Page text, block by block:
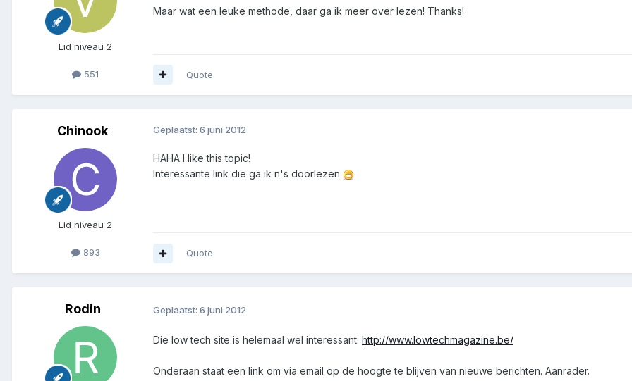
Lid niveau 2
551
Maar wat een leuke methode, daar ga ik meer over lezen! Thanks!
Quote
Chinook
Lid niveau 2
893
Geplaatst: 6 juni 2012
HAHA I like this topic!
Interessante link die ga ik n's doorlezen
Quote
Rodin Geplaatst: 6 juni 2012
Die low tech site is helemaal wel interessant: http://www.lowtechmagazine.be/
Onderaan staat een link om via email op de hoogte te blijven van nieuwe berichten. Aanrader.